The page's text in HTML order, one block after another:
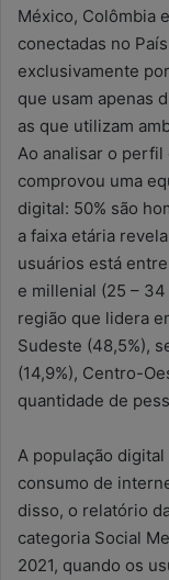
México, Colômbia
conectadas no
exclusivamente
que usam apenas
as que utilizam
Ao analisar o
comprovou uma
digital: 50% são
a faixa etária
usuários está
e millenial (25 –
região que lidera
Sudeste (48,5%),
(14,9%), Centro-
quantidade de
A população
consumo de
disso, o relatório
categoria Social
2021, quando os